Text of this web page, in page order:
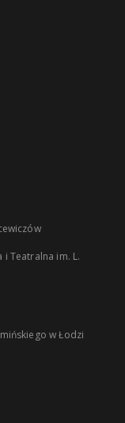
i Teatralna im. L.
w Łodzi